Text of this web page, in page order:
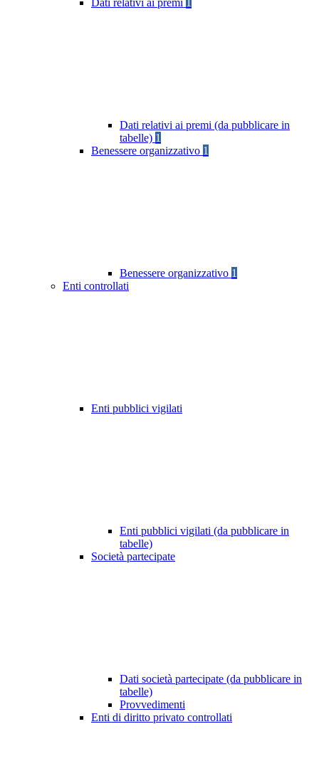
Dati relativi ai premi
Dati relativi ai premi (da pubblicare in
tabelle) 1
Benessere organizzativo 1
Benessere organizzativo 1
Enti controllati
Enti pubblici vigilati
Enti pubblici vigilati (da pubblicare in
tabelle)
Società partecipate
Dati società partecipate (da pubblicare in
tabelle)
Provvedimenti
Enti di diritto privato controllati